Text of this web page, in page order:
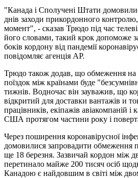
"Канада і Сполучені Штати
днів заходи прикордонного
момент", - сказав Трюдо під час
його словами, такий крок допоможе
боків кордону від пандемії
повідомляє агенція AP.
Трюдо також додав, що обмеження на
поїздок між країнами буде
тижнів. Водночас він зауважив, що
відкритий для доставки вантажів и
працівників, екіпажів авіакомпаній і
США протягом частини року і
Через поширення коронавірусної
домовилися запровадити обмеження
ще 18 березня. Зазвичай кордон між
перетинало майже 200 тисяч осіб
Канадою є найдовшим в світі між